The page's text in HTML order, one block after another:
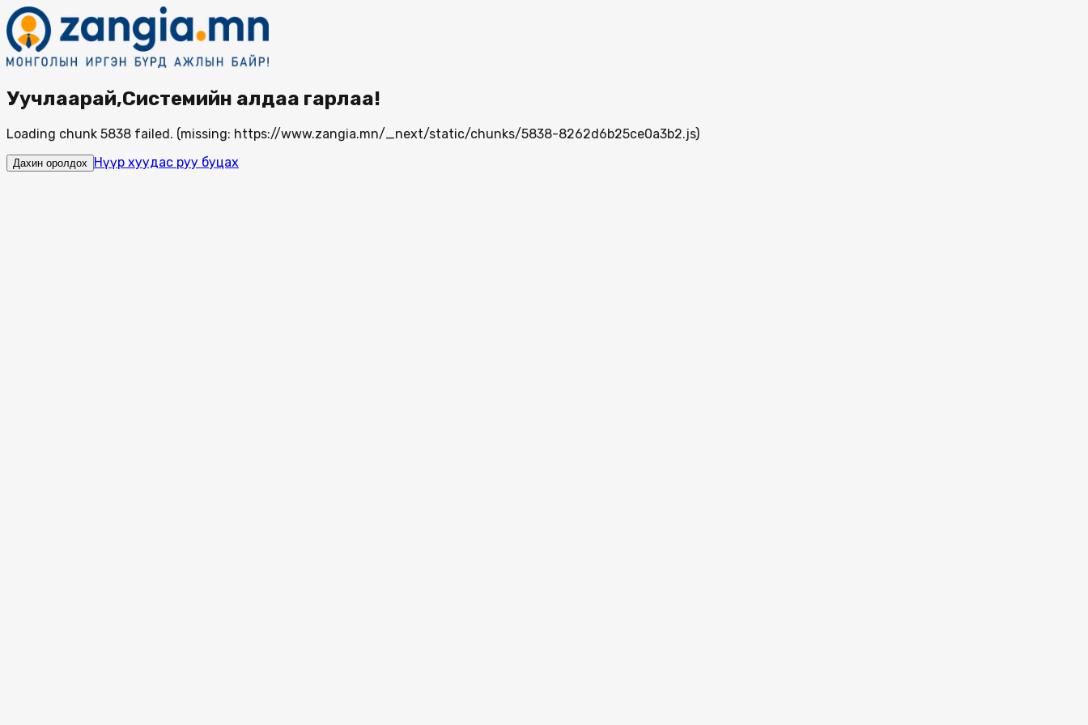
Уучлаарай,Системийн алдаа гарлаа!
Loading chunk 5838 failed. (missing: https://www.zangia.mn/_next/static/chunks/5838-8262d6b25ce0a3b2.js)
Дахин оролдох Нүүр хуудас руу буцах